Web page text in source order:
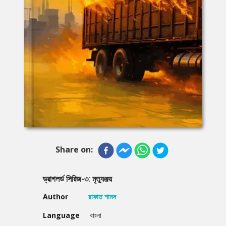
Share on:
ড্রাগলর্ড সিরিজ-৩: মৃত্যুঞ্জয়
Author
রাফাত শামস
Language
বাংলা